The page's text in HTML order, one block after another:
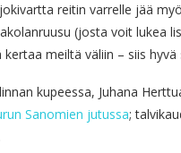
reitin varrelle jää
(josta voit lukea
meiltä väliin – siis
kupeessa, Juhana
Sanomien jutussa;